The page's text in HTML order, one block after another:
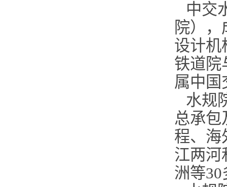
中交
院）
设计机
铁道院
属中国
水规
总承包
程、海
江两河
洲等